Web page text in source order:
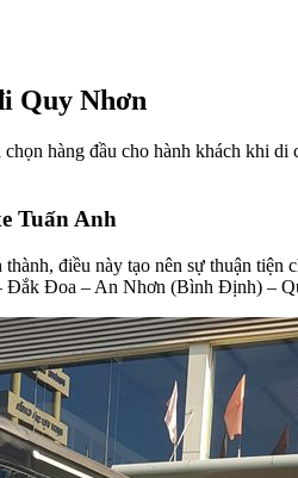
Quy Nhơn
hàng đầu cho hành khách khi
Tuấn Anh
thành, điều này tạo nên sự thuận
Đắk Đoa – An Nhơn (Bình Định) –